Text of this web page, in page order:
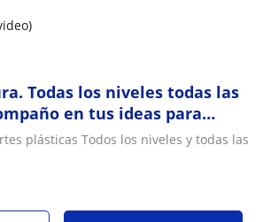
Todas los niveles todas las
en tus ideas para
plásticas Todos los niveles y todas las